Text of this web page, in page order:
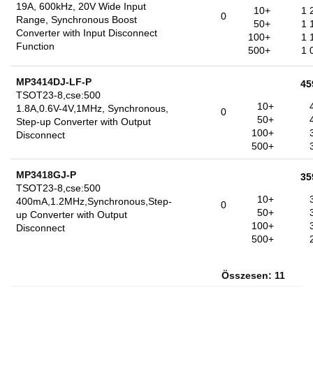
19A, 600kHz, 20V Wide Input
Range, Synchronous Boost
Converter with Input Disconnect
Function
0
10+
1
50+
1
100+
1
500+
1
MP3414DJ-LF-P
TSOT23-8,cse:500
1.8A,0.6V-4V,1MHz, Synchronous,
Step-up Converter with Output
Disconnect
0
10+
50+
100+
500+
MP3418GJ-P
TSOT23-8,cse:500
400mA,1.2MHz,Synchronous,Step-
up Converter with Output
Disconnect
0
10+
50+
100+
500+
Összesen: 11